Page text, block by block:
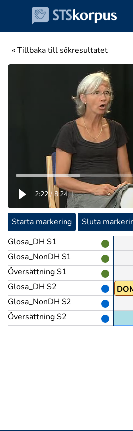
« Tillbaka till sökresultatet
2:22 / 8:24 |
Starta markering Sluta
Glosa_DH S1
Glosa_NonDH S1
Översättning S1
Glosa_DH S2
Glosa_NonDH S2
Översättning S2